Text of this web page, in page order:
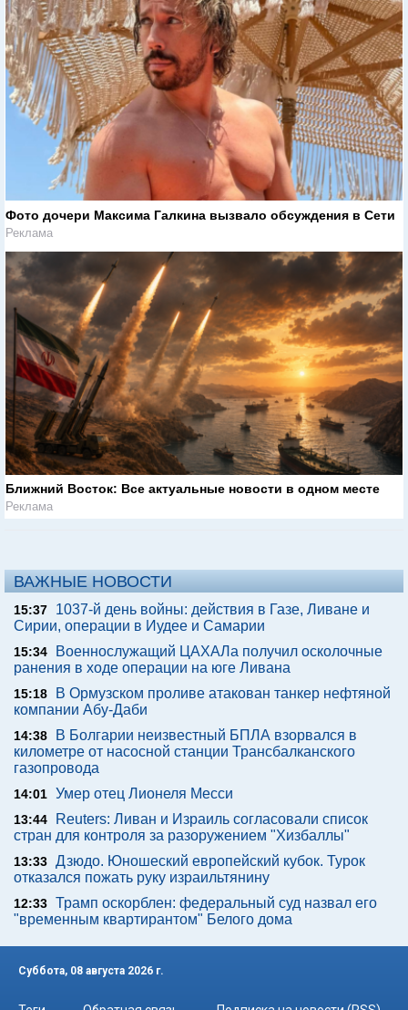
Фото дочери Максима Галкина вызвало обсуждения в Сети
Реклама
Ближний Восток: Все актуальные новости в одном месте
Реклама
ВАЖНЫЕ НОВОСТИ
15:37
1037-й день войны: действия в Газе, Ливане и
Сирии, операции в Иудее и Самарии
15:34
Военнослужащий ЦАХАЛа получил осколочные
ранения в ходе операции на юге Ливана
15:18
В Ормузском проливе атакован танкер нефтяной
компании Абу-Даби
14:38
В Болгарии неизвестный БПЛА взорвался в
километре от насосной станции Трансбалканского
газопровода
14:01 Умер отец Лионеля Месси
13:44
Reuters: Ливан и Израиль согласовали список
стран для контроля за разоружением "Хизбаллы"
13:33 Дзюдо. Юношеский европейский кубок. Турок
отказался пожать руку израильтянину
12:33 Трамп оскорблен: федеральный суд назвал его
"временным квартирантом" Белого дома
Суббота, 08 августа 2026 г.